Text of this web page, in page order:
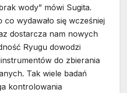
wody” mówi Sugita.
co wydawało się wcześniej
dostarcza nam nowych
Ryugu dowodzi
do zbierania
Tak wiele badań
kontrolowania